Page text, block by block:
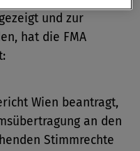
und zur
hat die FMA
Wien beantragt,
an den
Stimmrechte